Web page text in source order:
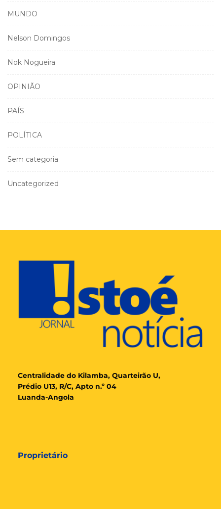
MUNDO
Nelson Domingos
Nok Nogueira
OPINIÃO
PAÍS
POLÍTICA
Sem categoria
Uncategorized
Centralidade do Kilamba, Quarteirão U,
Prédio U13, R/C, Apto n.º 04
Luanda-Angola
Proprietário